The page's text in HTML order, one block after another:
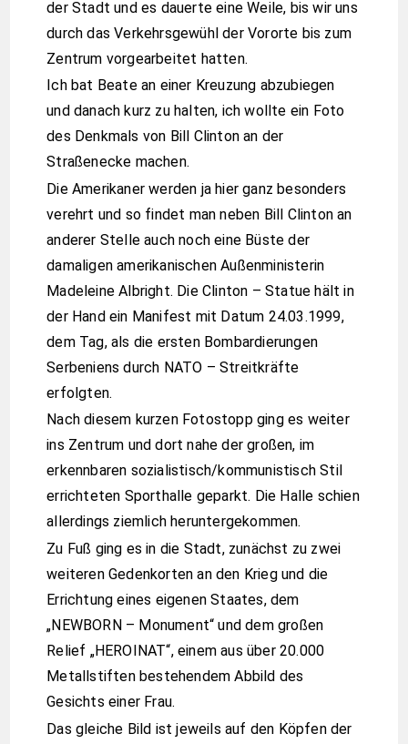
der Stadt und es dauerte eine Weile, bis wir uns
durch das Verkehrsgewühl der Vororte bis zum
Zentrum vorgearbeitet hatten.
Ich bat Beate an einer Kreuzung abzubiegen
und danach kurz zu halten, ich wollte ein Foto
des Denkmals von Bill Clinton an der
Straßenecke machen.
Die Amerikaner werden ja hier ganz besonders
verehrt und so findet man neben Bill Clinton an
anderer Stelle auch noch eine Büste der
damaligen amerikanischen Außenministerin
Madeleine Albright. Die Clinton – Statue hält in
der Hand ein Manifest mit Datum 24.03.1999,
dem Tag, als die ersten Bombardierungen
Serbeniens durch NATO – Streitkräfte
erfolgten.
Nach diesem kurzen Fotostopp ging es weiter
ins Zentrum und dort nahe der großen, im
erkennbaren sozialistisch/kommunistisch Stil
errichteten Sporthalle geparkt. Die Halle schien
allerdings ziemlich heruntergekommen.
Zu Fuß ging es in die Stadt, zunächst zu zwei
weiteren Gedenkorten an den Krieg und die
Errichtung eines eigenen Staates, dem
„NEWBORN – Monument“ und dem großen
Relief „HEROINAT“, einem aus über 20.000
Metallstiften bestehendem Abbild des
Gesichts einer Frau.
Das gleiche Bild ist jeweils auf den Köpfen der